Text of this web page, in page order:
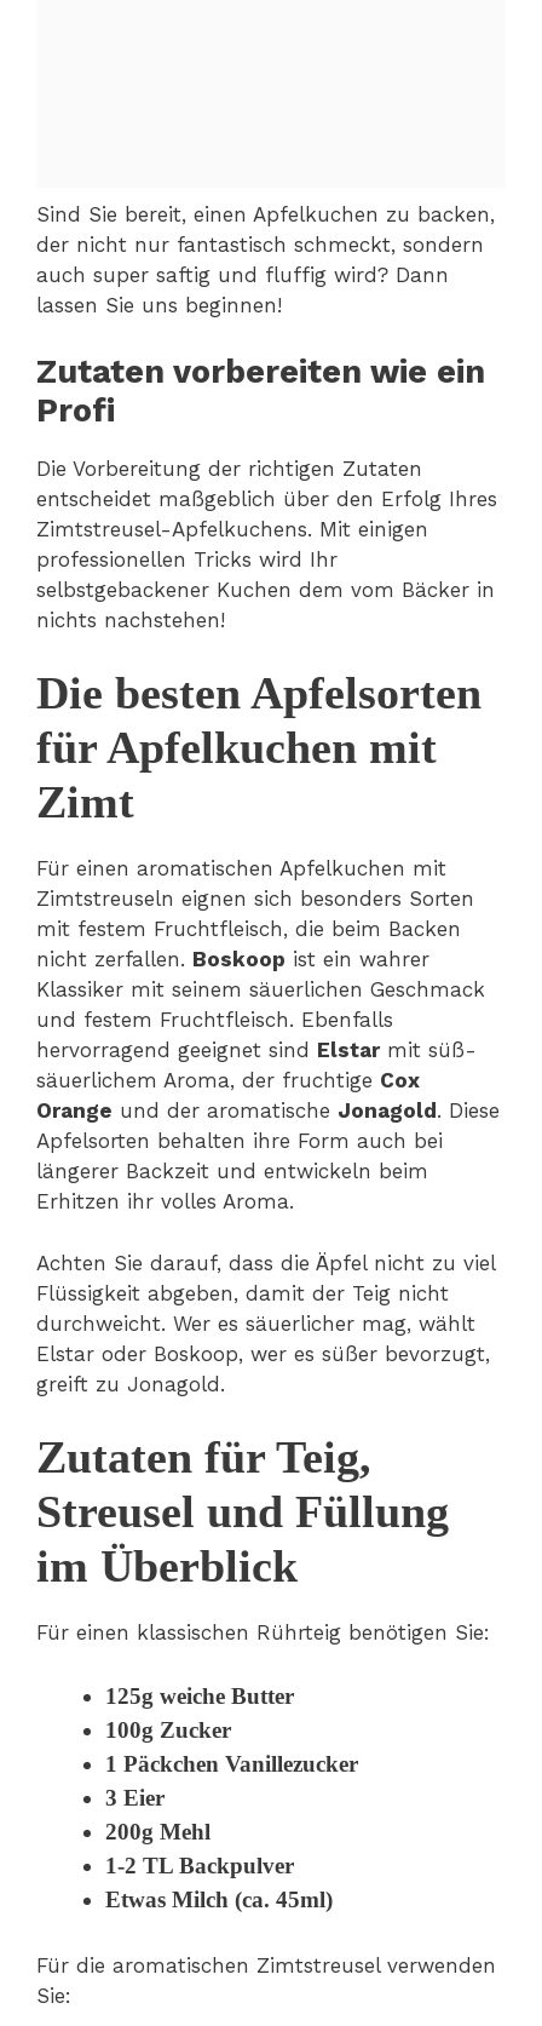
Sind Sie bereit, einen Apfelkuchen zu backen,
der nicht nur fantastisch schmeckt, sondern
auch super saftig und fluffig wird? Dann
lassen Sie uns beginnen!
Zutaten vorbereiten wie ein
Profi
Die Vorbereitung der richtigen Zutaten
entscheidet maßgeblich über den Erfolg Ihres
Zimtstreusel-Apfelkuchens. Mit einigen
professionellen Tricks wird Ihr
selbstgebackener Kuchen dem vom Bäcker in
nichts nachstehen!
Die besten Apfelsorten
für Apfelkuchen mit
Zimt
Für einen aromatischen Apfelkuchen mit
Zimtstreuseln eignen sich besonders Sorten
mit festem Fruchtfleisch, die beim Backen
nicht zerfallen. Boskoop ist ein wahrer
Klassiker mit seinem säuerlichen Geschmack
und festem Fruchtfleisch. Ebenfalls
hervorragend geeignet sind Elstarmit süß-
säuerlichem Aroma, der fruchtige Cox
Orange und der aromatische Jonagold . Diese
Apfelsorten behalten ihre Form auch bei
längerer Backzeit und entwickeln beim
Erhitzen ihr volles Aroma.
Achten Sie darauf, dass die Äpfel nicht zu viel
Flüssigkeit abgeben, damit der Teig nicht
durchweicht. Wer es säuerlicher mag, wählt
Elstar oder Boskoop, wer es süßer bevorzugt,
greift zu Jonagold.
Zutaten für Teig,
Streusel und Füllung
im Überblick
Für einen klassischen Rührteig benötigen Sie:
125g weiche Butter
100g Zucker
1 Päckchen Vanillezucker
3 Eier
200g Mehl
1-2 TL Backpulver
Etwas Milch (ca. 45ml)
Für die aromatischen Zimtstreusel verwenden
Sie: